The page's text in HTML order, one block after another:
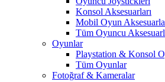
Konsol Aksesuarları
Mobil Oyun
Tüm Oyuncu
Oyunlar
Playstation & Konsol
Tüm Oyunlar
Fotoğraf & Kameralar